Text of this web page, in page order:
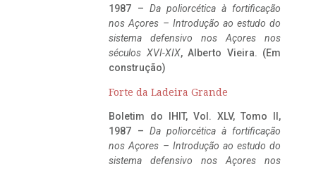
1987 – Da poliorcética à fortificação
nos Açores – Introdução ao estudo do
sistema defensivo nos Açores nos
séculos XVI-XIX, Alberto Vieira. (Em
construção)
Forte da Ladeira Grande
Boletim do IHIT, Vol. XLV, Tomo II,
1987 – Da poliorcética à fortificação
nos Açores – Introdução ao estudo do
sistema defensivo nos Açores nos